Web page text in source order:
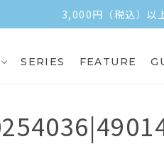
3,000円（税込）以
SERIES FEATURE